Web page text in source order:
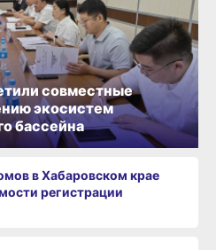
совместные
экосистем
бассейна
в Хабаровском крае
регистрации